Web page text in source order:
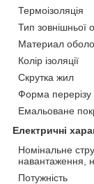
Термоізоляція
Тип зовнішньої
Материал
Колір ізоляції
Скрутка жил
Форма перерізу
Емальоване
Електричні
Номінальне
навантаження,
Потужність